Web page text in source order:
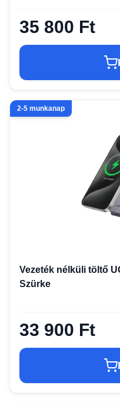
35 800 Ft
2-5 munkanap
Vezeték nélküli töltő
Szürke
33 900 Ft